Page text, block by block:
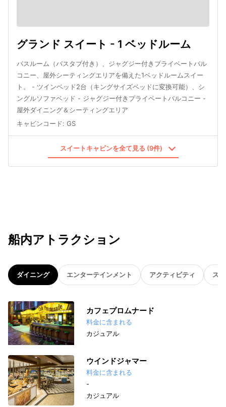
グランド スイート - 1 ベッドルーム
バスルーム（バスタブ付き）、ジャグジー付きプライベートバル
コニー、屋外シーティングエリアを備えた1ベッドルームスイー
ト。 - ツインベッド2台（キングサイズベッドに変換可能）、シ
ングルソファベッド - ジャグジー付きプライベートバルコニー -
屋外ダイニング＆シーティングエリア
キャビンコード: GS
スイートキャビンを全て見る (9件)
船内アトラクション
ダイニング エンターテインメント アクティビティ ス
カフェプロムナード
料金に含まれる
カジュアル
ウインドジャマー
料金に含まれる
-
カジュアル